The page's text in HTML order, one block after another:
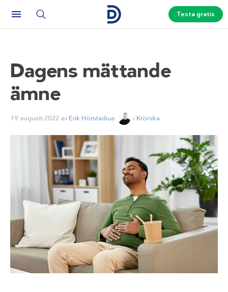
Testa gratis
Dagens mättande
ämne
19 augusti 2022 av Erik Hörstadius i Krönika